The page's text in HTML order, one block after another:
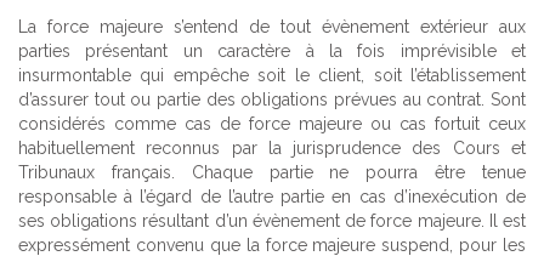
La force majeure s’entend de tout évènement extérieur aux
parties présentant un caractère à la fois imprévisible et
insurmontable qui empêche soit le client, soit l’établissement
d’assurer tout ou partie des obligations prévues au contrat. Sont
considérés comme cas de force majeure ou cas fortuit ceux
habituellement reconnus par la jurisprudence des Cours et
Tribunaux français. Chaque partie ne pourra être tenue
responsable à l’égard de l’autre partie en cas d’inexécution de
ses obligations résultant d’un évènement de force majeure. Il est
expressément convenu que la force majeure suspend, pour les